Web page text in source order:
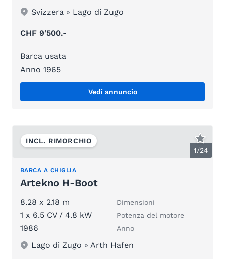
Svizzera » Lago di Zugo
CHF 9'500.-
Barca usata
Anno 1965
Vedi annuncio
1/24
INCL. RIMORCHIO
BARCA A CHIGLIA
Artekno H-Boot
8.28 x 2.18 m Dimensioni
1 x 6.5 CV / 4.8 kW Potenza del motore
1986 Anno
Lago di Zugo »Arth Hafen